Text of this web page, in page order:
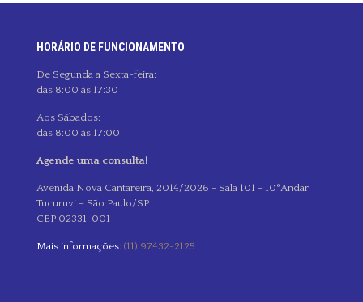
HORÁRIO DE FUNCIONAMENTO
De Segunda a Sexta-feira:
das 8:00 às 17:30
Aos Sábados:
das 8:00 às 17:00
Agende uma consulta!
Avenida Nova Cantareira, 2014/2026 - Sala 101 - 10°Andar
Tucuruvi – São Paulo/SP
CEP 02331-001
Mais informações: (11) 97432-2125